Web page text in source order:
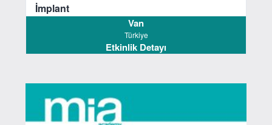
İmplant
Van
Türkiye
Etkinlik Detayı